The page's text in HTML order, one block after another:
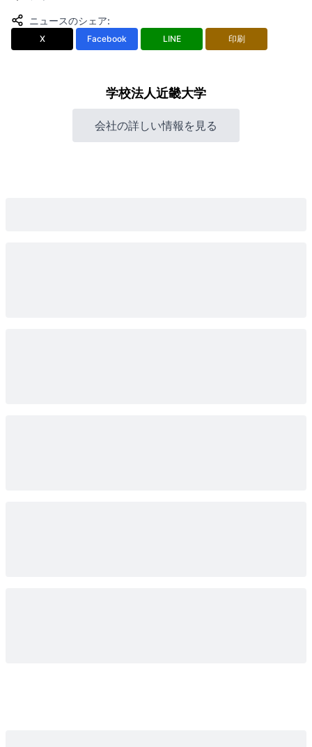
ニュースのシェア:
X Facebook LINE 印刷
学校法人近畿大学
会社の詳しい情報を見る